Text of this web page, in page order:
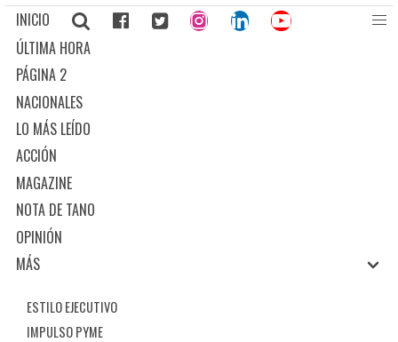
INICIO
ÚLTIMA HORA
PÁGINA 2
NACIONALES
LO MÁS LEÍDO
ACCIÓN
MAGAZINE
NOTA DE TANO
OPINIÓN
MÁS
ESTILO EJECUTIVO
IMPULSO PYME